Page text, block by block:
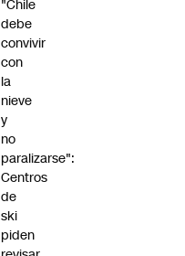
"Chile
debe
convivir
con
la
nieve
y
no
paralizarse":
Centros
de
ski
piden